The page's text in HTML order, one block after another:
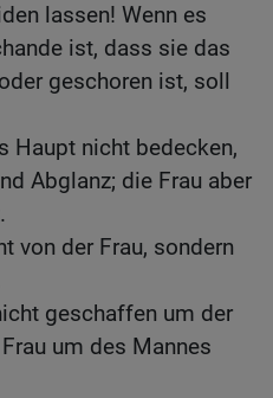
lassen! Wenn es
ist, dass sie das
geschoren ist, soll
Haupt nicht bedecken,
Abglanz; die Frau aber
von der Frau, sondern
geschaffen um der
um des Mannes